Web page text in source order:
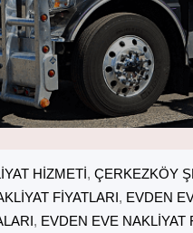
HIZMETI, ÇERKEZKÖY
FIYATLARI, EVDEN
, EVDEN EVE NAKLIYAT